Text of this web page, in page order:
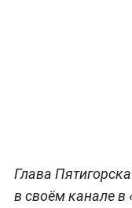
Глава
в своём канале в